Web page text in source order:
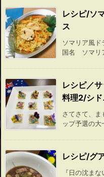
レシピ/ソ
ス
ソマリア風
国名 ソマリ
レシピ／
料理2/シ
さてさて、ま
ップ予選の
レシピ/グ
『日の沈ま